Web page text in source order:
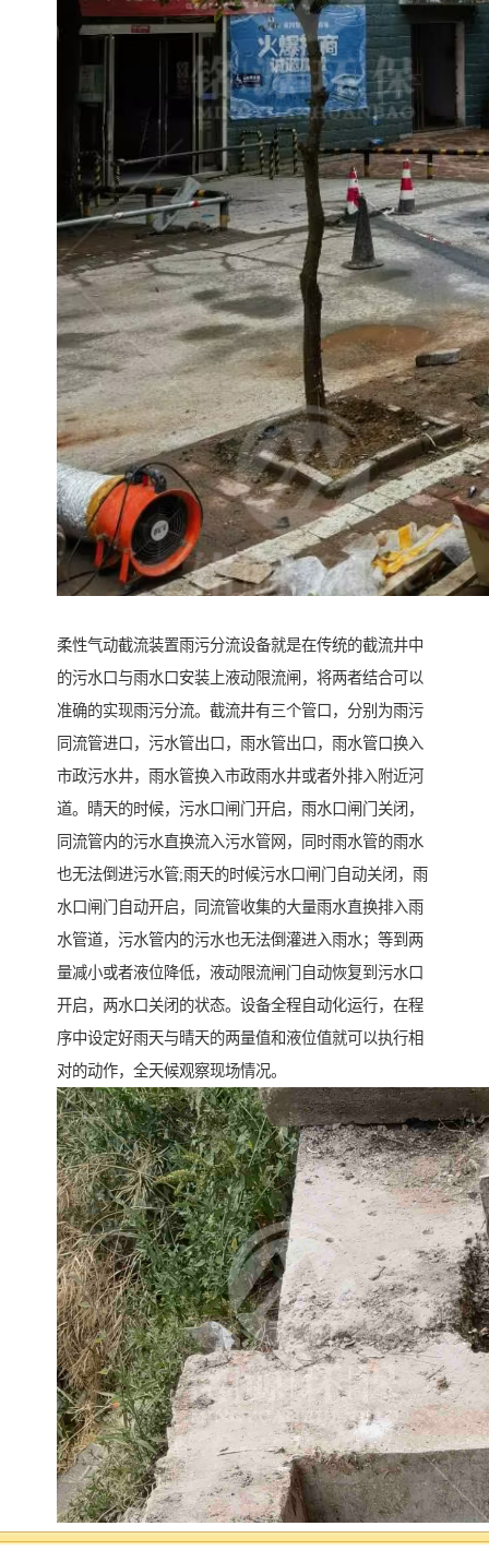
柔性气动截流装置雨污分流设备就是在传统的截流井中
的污水口与雨水口安装上液动限流闸，将两者结合可以
准确的实现雨污分流。截流井有三个管口，分别为雨污
同流管进口，污水管出口，雨水管出口，雨水管口换入
市政污水井，雨水管换入市政雨水井或者外排入附近河
道。晴天的时候，污水口闸门开启，雨水口闸门关闭，
同流管内的污水直换流入污水管网，同时雨水管的雨水
也无法倒进污水管;雨天的时候污水口闸门自动关闭，雨
水口闸门自动开启，同流管收集的大量雨水直换排入雨
水管道，污水管内的污水也无法倒灌进入雨水；等到两
量减小或者液位降低，液动限流闸门自动恢复到污水口
开启，两水口关闭的状态。设备全程自动化运行，在程
序中设定好雨天与晴天的两量值和液位值就可以执行相
对的动作，全天候观察现场情况。